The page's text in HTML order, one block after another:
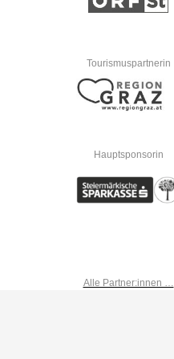
Tourismuspartnerin
Hauptsponsorin
Alle Partner:innen …